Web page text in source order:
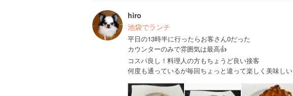
hiro
池袋でランチ
平日の13時半に行ったらお客さん0だった
カウンターのみで雰囲気は最高👍
コスパ良し！料理人の方もちょうど良い接客
何度も通っているが毎回ちょっと違って楽しく美味しい